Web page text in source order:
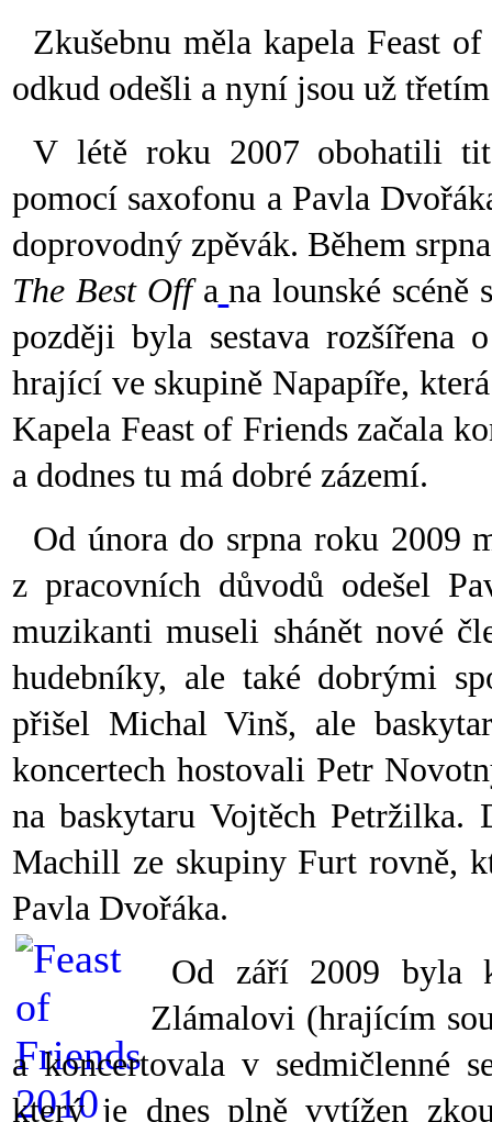
Zkušebnu měla kapela Feast
odkud odešli a nyní jsou už
V létě roku 2007 obohatili
pomocí saxofonu a Pavla
doprovodný zpěvák. Během
The Best Offa na lounské
později byla sestava rozšířena
hrající ve skupině Napapíře,
Kapela Feast of Friends začala
a dodnes tu má dobré zázemí.
Od února do srpna roku 2009
z pracovních důvodů odešel
muzikanti museli shánět nové
hudebníky, ale také dobrými
přišel Michal Vinš, ale
koncertech hostovali Petr
na baskytaru Vojtěch
Machill ze skupiny Furt rovně,
Pavla Dvořáka.
Od září 2009 byla
Zlámalovi (hrajícím
a koncertovala v sedmičlenné
který je dnes plně vytížen